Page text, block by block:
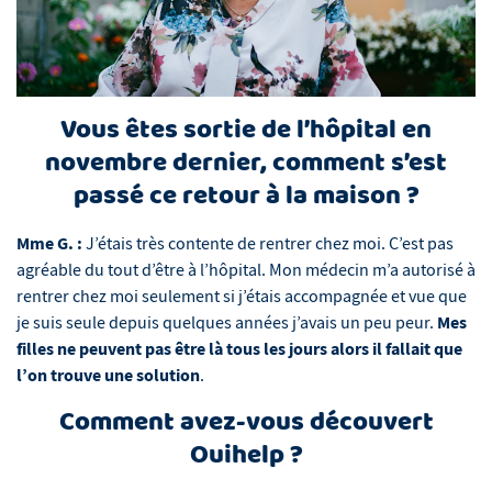
Vous êtes sortie de l’hôpital en
novembre dernier, comment s’est
passé ce retour à la maison ?
Mme G. : J’étais très contente de rentrer chez moi. C’est pas
agréable du tout d’être à l’hôpital. Mon médecin m’a autorisé à
rentrer chez moi seulement si j’étais accompagnée et vue que
je suis seule depuis quelques années j’avais un peu peur. Mes
filles ne peuvent pas être là tous les jours alors il fallait que
l’on trouve une solution.
Comment avez-vous découvert
Ouihelp ?